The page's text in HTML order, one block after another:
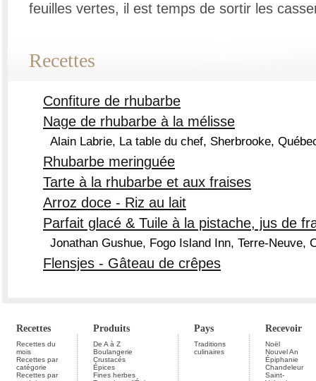
feuilles vertes, il est temps de sortir les
Recettes
Confiture de rhubarbe
Nage de rhubarbe à la mélisse
Alain Labrie, La table du chef, Sherbrooke,
Rhubarbe meringuée
Tarte à la rhubarbe et aux fraises
Arroz doce - Riz au lait
Parfait glacé & Tuile à la pistache, jus de
Jonathan Gushue, Fogo Island Inn, Terre-Neuve,
Flensjes - Gâteau de crêpes
Recettes Produits Pays Recevoir
Recettes du
mois
Recettes par
catégorie
Recettes par
De A à Z
Boulangerie
Crustacés
Épices
Fines herbes
Traditions
culinaires
Noël
Nouvel An
Épiphanie
Chandeleur
Saint-